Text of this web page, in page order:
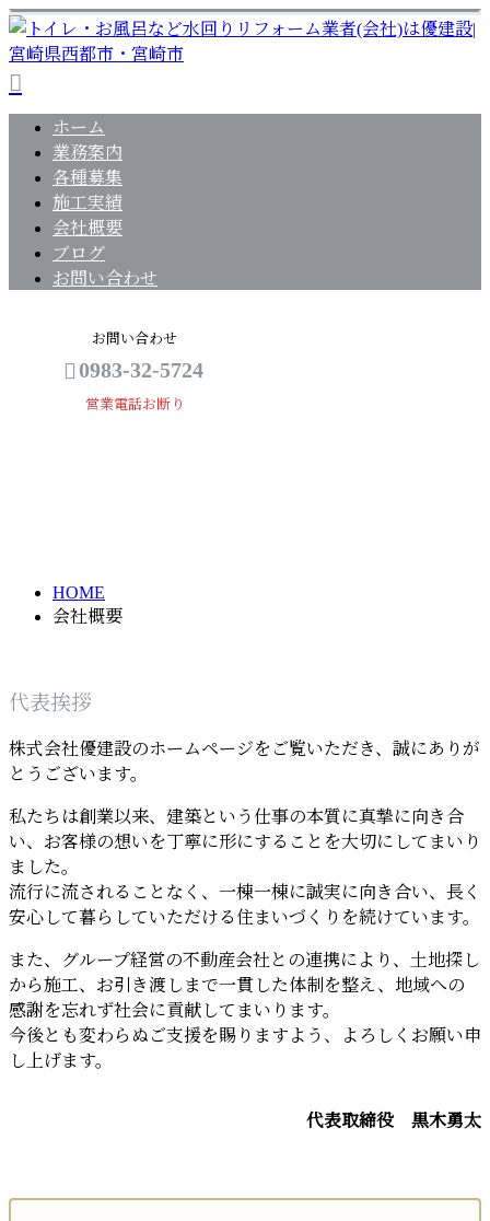
ホーム
業務案内
各種募集
施工実績
会社概要
ブログ
お問い合わせ
お問い合わせ
0983-32-5724
営業電話お断り
HOME
会社概要
代表挨拶
株式会社優建設のホームページをご覧いただき、誠にありが
とうございます。
私たちは創業以来、建築という仕事の本質に真摯に向き合
い、お客様の想いを丁寧に形にすることを大切にしてまいり
ました。
流行に流されることなく、一棟一棟に誠実に向き合い、長く
安心して暮らしていただける住まいづくりを続けています。
また、グループ経営の不動産会社との連携により、土地探し
から施工、お引き渡しまで一貫した体制を整え、地域への
感謝を忘れず社会に貢献してまいります。
今後とも変わらぬご支援を賜りますよう、よろしくお願い申
し上げます。
代表取締役 黒木勇太